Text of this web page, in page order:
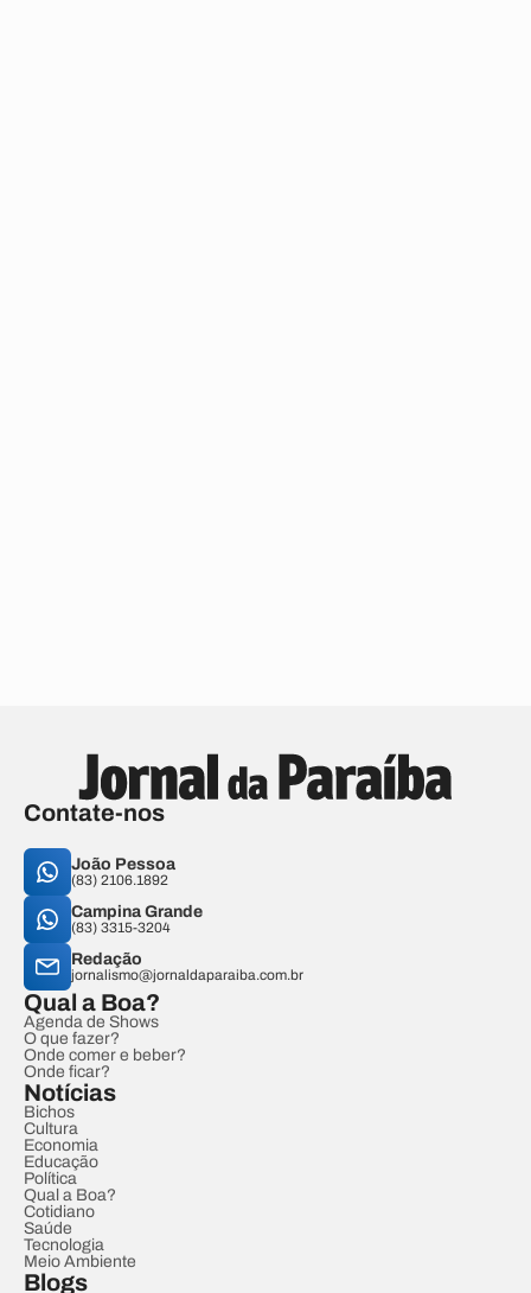
Contate-nos
João Pessoa
(83) 2106.1892
Campina Grande
(83) 3315-3204
Redação
jornalismo@jornaldaparaiba.com.br
Qual a Boa?
Agenda de Shows
O que fazer?
Onde comer e beber?
Onde ficar?
Notícias
Bichos
Cultura
Economia
Educação
Política
Qual a Boa?
Cotidiano
Saúde
Tecnologia
Meio Ambiente
Blogs